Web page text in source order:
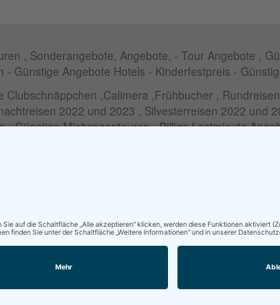
, Sonderangebote, Angebote, - Tour Angebote ,
Günstige Angebote Hotels - Kinderfestpreis -
,Calimera ,Frühbucher ,
2022 und 2023 , Silvesterreisen 2022 und
Günstige Mietwagentouren , Billige Lastminute
Partner im Netzwerk Travel on Air
|Haftungsausschluss|AGB